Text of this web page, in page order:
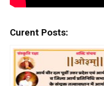
Curent Posts: